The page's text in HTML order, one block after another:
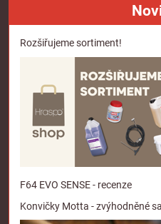
Rozšiřujeme sortiment!
F64 EVO SENSE - recenze
Konvičky Motta - zvýhodněné